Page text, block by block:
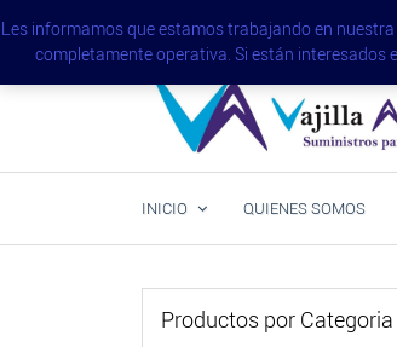
al
contenido
(+34) 965 123 631 - (+34) 965
Comunidad Valenciana
Vajilla Alicante
Otra forma de entender la
INICIO QUIENES SOMOS
Productos por Categoria
Les informamos que estamos trabajando en
completamente operativa. Si están interesados